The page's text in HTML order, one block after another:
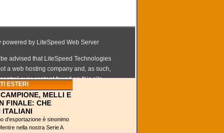
ESTERI
MELLI E
FINALE: CHE
ITALIANI
d'esportazione è sinonimo
nella nostra Serie A